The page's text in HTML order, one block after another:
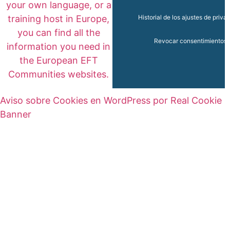
your own language, or a
training host in Europe,
you can find all the
information you need in
the European EFT
Communities websites.
Historial de los ajustes de
Revocar consentimientos
Aviso sobre Cookies en WordPress por Real Cookie
Banner